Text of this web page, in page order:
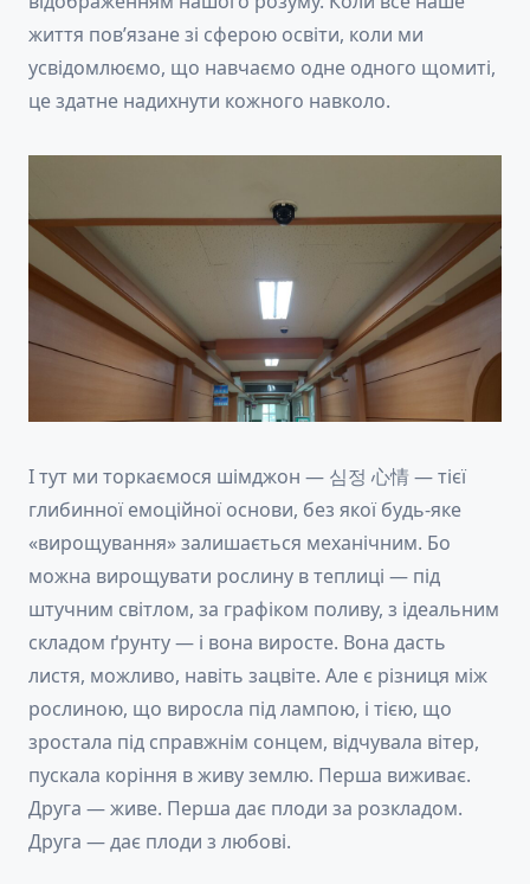
життя пов’язане зі сферою освіти, коли ми
усвідомлюємо, що навчаємо одне одного щомиті,
це здатне надихнути кожного навколо.
І тут ми торкаємося шімджон — 심정 心情 — тієї
глибинної емоційної основи, без якої будь-яке
«вирощування» залишається механічним. Бо
можна вирощувати рослину в теплиці — під
штучним світлом, за графіком поливу, з ідеальним
складом ґрунту — і вона виросте. Вона дасть
листя, можливо, навіть зацвіте. Але є різниця між
рослиною, що виросла під лампою, і тією, що
зростала під справжнім сонцем, відчувала вітер,
пускала коріння в живу землю. Перша виживає.
Друга — живе. Перша дає плоди за розкладом.
Друга — дає плоди з любові.